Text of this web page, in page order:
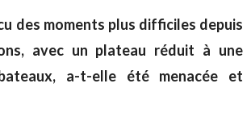
des moments plus difficiles depuis
avec un plateau réduit à une
a-t-elle été menacée et